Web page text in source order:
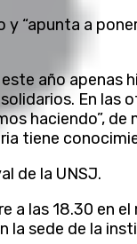
“apunta a
año apenas
En las
haciendo”, de
tiene
de la UNSJ.
a las 18.30 en el
la sede de la